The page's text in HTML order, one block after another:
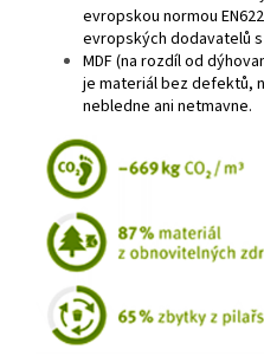
evropskou normou
evropských dodavatelů
MDF (na rozdíl od
je materiál bez defektů,
nebledne ani netmavne.